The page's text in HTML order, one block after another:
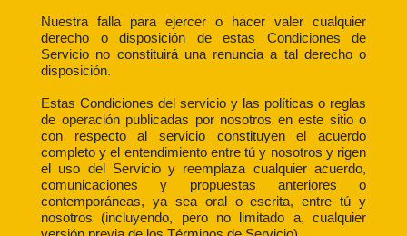
Nuestra falla para ejercer o hacer valer cualquier
derecho o disposición de estas Condiciones de
Servicio no constituirá una renuncia a tal derecho o
disposición.
Estas Condiciones del servicio y las políticas o reglas
de operación publicadas por nosotros en este sitio o
con respecto al servicio constituyen el acuerdo
completo y el entendimiento entre tú y nosotros y rigen
el uso del Servicio y reemplaza cualquier acuerdo,
comunicaciones y propuestas anteriores o
contemporáneas, ya sea oral o escrita, entre tú y
nosotros (incluyendo, pero no limitado a, cualquier